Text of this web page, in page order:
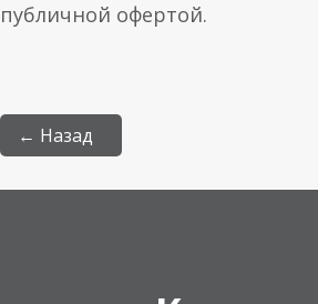
публичной офертой.
← Назад